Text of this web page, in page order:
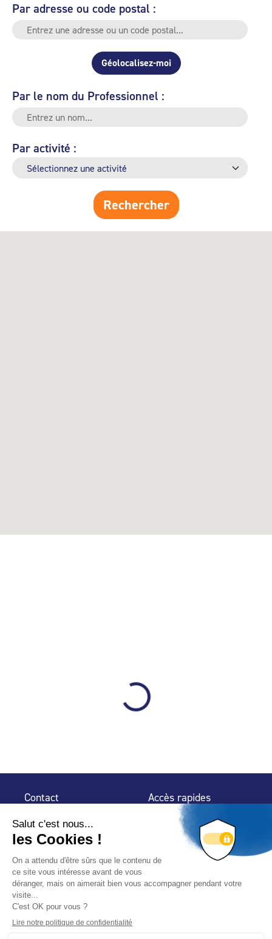
Par adresse ou code postal :
Géolocalisez-moi
Par le nom du Professionnel :
Par activité :
Contact
32 rue de Mogador
75 009 Paris
Accès rapides
Espace Presse
Trouver un
professionnel
Nous suivre